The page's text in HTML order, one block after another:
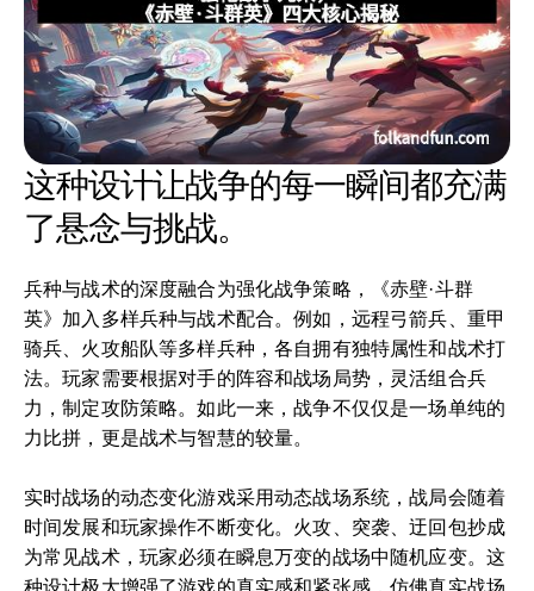
这种设计让战争的每一瞬间都充满
了悬念与挑战。
兵种与战术的深度融合为强化战争策略，《赤壁·斗群
英》加入多样兵种与战术配合。例如，远程弓箭兵、重甲
骑兵、火攻船队等多样兵种，各自拥有独特属性和战术打
法。玩家需要根据对手的阵容和战场局势，灵活组合兵
力，制定攻防策略。如此一来，战争不仅仅是一场单纯的
力比拼，更是战术与智慧的较量。
实时战场的动态变化游戏采用动态战场系统，战局会随着
时间发展和玩家操作不断变化。火攻、突袭、迂回包抄成
为常见战术，玩家必须在瞬息万变的战场中随机应变。这
种设计极大增强了游戏的真实感和紧张感，仿佛真实战场